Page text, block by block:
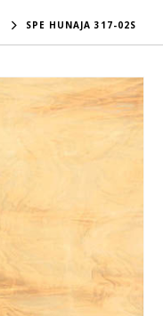
SPE HUNAJA 317-02S